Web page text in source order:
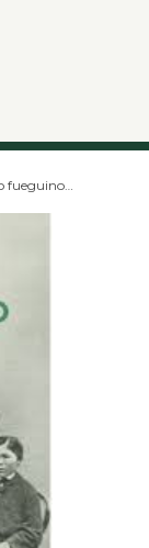
en londres